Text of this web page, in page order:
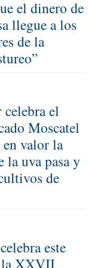
el dinero de
llegue a los
de la
el
Moscatel
valor la
la uva pasa y
de
este
XXVII